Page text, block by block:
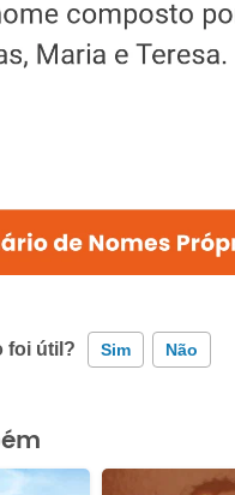
foi útil? Sim Não
contém informação incorreta
não tem a informação que